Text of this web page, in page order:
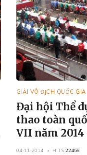
GIẢI VÔ ĐỊCH QUỐC GIA
Đại hội Thể
thao toàn
VII năm
vua
04-11-2014 HITS 22459